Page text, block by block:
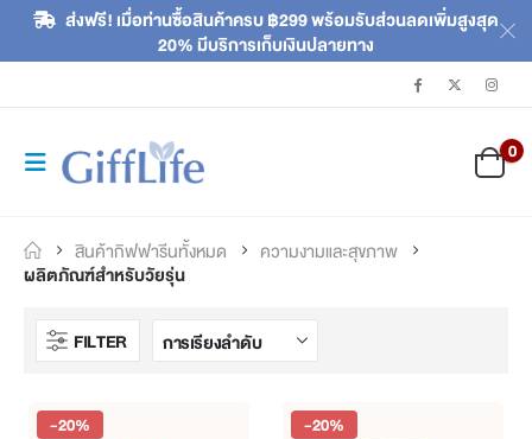
ส่งฟรี! เมื่อท่านซื้อสินค้าครบ ฿299 พร้อมรับส่วนลดเพิ่มสูงสุด
20% มีบริการเก็บเงินปลายทาง
0
สินค้ากิฟฟารีนทั้งหมด
ความงามและสุขภาพ
ผลิตภัณฑ์สำหรับวัยรุ่น
FILTER
-20% -20%